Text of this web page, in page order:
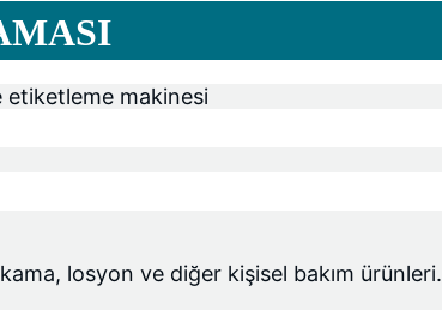
etiketleme makinesi
, losyon ve diğer kişisel bakım ürünleri.